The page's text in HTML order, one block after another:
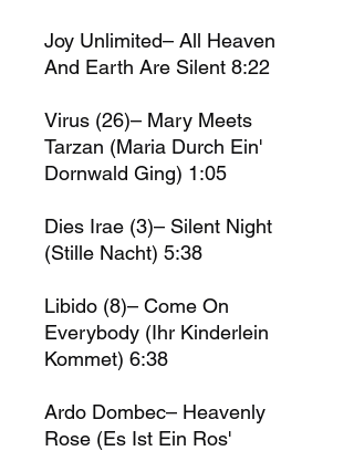
Joy Unlimited– All Heaven
And Earth Are Silent 8:22
Virus (26)– Mary Meets
Tarzan (Maria Durch Ein'
Dornwald Ging) 1:05
Dies Irae (3)– Silent Night
(Stille Nacht) 5:38
Libido (8)– Come On
Everybody (Ihr Kinderlein
Kommet) 6:38
Ardo Dombec– Heavenly
Rose (Es Ist Ein Ros'